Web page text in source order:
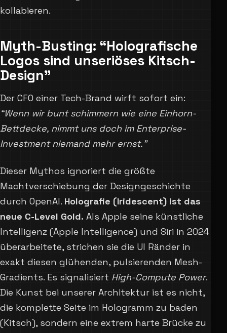
kollabieren.
Myth-Busting: “Holografische
Logos sind unseriöses Kitsch-
Design”
Der CFO einer Tech-Brand wirft sofort ein:
“Wenn wir bunt schimmern wie eine Einhorn-
Bettdecke, nimmt uns doch im Enterprise-
Investment niemand mehr ernst.”
Dieser Mythos ignoriert die größte
Machtverschiebung der Designgeschichte
durch OpenAI. Holografie (Iridescent) ist das
neue C-Level Gold. Als Apple seine künstliche
Intelligenz (Apple Intelligence) und Siri in 2024
überarbeitete, strichen sie die UI Ränder in
exakt diesen glühenden, pulsierenden Mesh-
Gradients. Es signalisiert High-Compute Power.
Die Kunst bei unserer Architektur ist es nicht,
die komplette Seite im Hologramm zu baden
(Kitsch), sondern eine extrem harte Brücke zu